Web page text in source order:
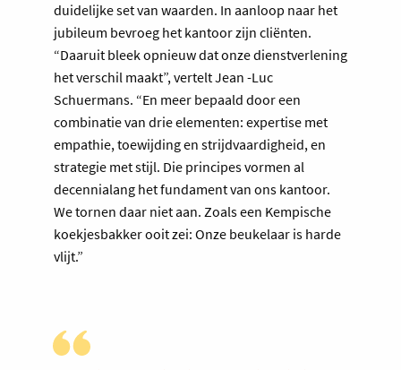
duidelijke set van waarden. In aanloop naar het
jubileum bevroeg het kantoor zijn cliënten.
“Daaruit bleek opnieuw dat onze dienstverlening
het verschil maakt”, vertelt Jean -Luc
Schuermans. “En meer bepaald door een
combinatie van drie elementen: expertise met
empathie, toewijding en strijdvaardigheid, en
strategie met stijl. Die principes vormen al
decennialang het fundament van ons kantoor.
We tornen daar niet aan. Zoals een Kempische
koekjesbakker ooit zei: Onze beukelaar is harde
vlijt.”